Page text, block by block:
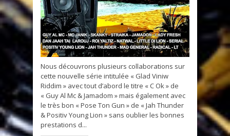
Nous découvrons plusieurs collaborations sur
cette nouvelle série intitulée « Glad Viniw
Riddim » avec tout d’abord le titre « C Ok » de
« Guy Al Mc & Jamadom » mais également avec
le très bon « Pose Ton Gun » de « Jah Thunder
& Positiv Young Lion » sans oublier les bonnes
prestations d...